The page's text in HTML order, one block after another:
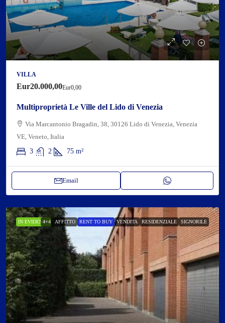
VILLA
Eur20.000,00Eur0,00
Multiproprietà Le Ville del Lido di Venezia
Via Marcantonio Bragadin, 38, 30126 Lido di Venezia, Venezia
VE, Veneto, Italia
3
2 75 m²
Email
IN EVIDENZA
4+4 AFFITTO RENT TO BUY VENDITA RESIDENZIALE SIGNORILE